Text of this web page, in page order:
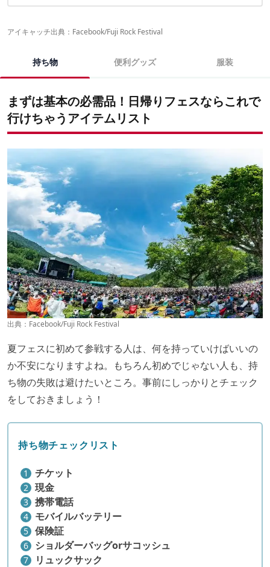
アイキャッチ出典： Facebook/Fuji Rock Festival
持ち物 便利グッズ 服装
まずは基本の必需品！日帰りフェスならこれで
行けちゃうアイテムリスト
出典： Facebook/Fuji Rock Festival
夏フェスに初めて参戦する人は、何を持っていけばいいの
か不安になりますよね。もちろん初めでじゃない人も、持
ち物の失敗は避けたいところ。事前にしっかりとチェック
をしておきましょう！
持ち物チェックリスト
チケット
現金
携帯電話
モバイルバッテリー
保険証
ショルダーバッグorサコッシュ
リュックサック